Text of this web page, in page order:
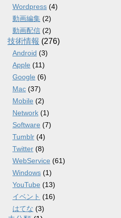
Wordpress (4)
動画編集 (2)
動画配信 (2)
技術情報 (276)
Android (3)
Apple (11)
Google (6)
Mac (37)
Mobile (2)
Network (1)
Software (7)
Tumblr (4)
Twitter (8)
WebService (61)
Windows (1)
YouTube (13)
イベント (16)
はてな (3)